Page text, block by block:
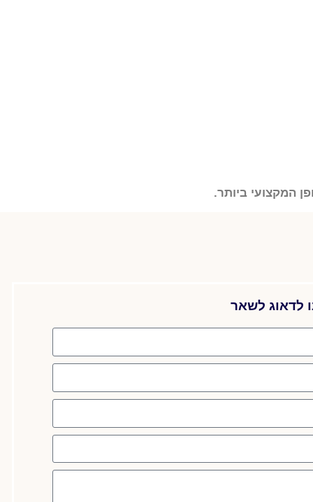
המקצועי ביותר.
לדאוג לשאר